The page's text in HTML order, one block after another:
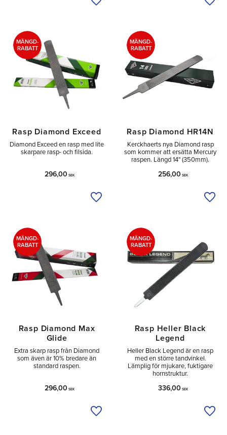
Lägg till i önskelista
Rasp Diamond Exceed
Diamond Exceed en rasp med lite
skarpare rasp- och filsida.
296,00 SEK
MÄNGD-
RABATT
Lägg till i önskelista
Rasp Diamond HR14N
Kerckhaerts nya Diamond rasp
som kommer att ersätta Mercury
raspen. Längd 14" (350mm).
256,00 SEK
MÄNGD-
RABATT
Rasp Diamond Max
Glide
Extra skarp rasp från Diamond
som även är 10% bredare än
standard raspen.
296,00 SEK
MÄNGD-
RABATT
Lägg till i önskelista
Rasp Heller Black
Legend
Heller Black Legend är en rasp
med en större tandvinkel.
Lämplig för mjukare, fuktigare
hornstruktur.
336,00 SEK
MÄNGD-
RABATT